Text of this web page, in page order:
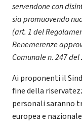
servendone con
sia promuovendo
(art. 1 del
Benemerenze
Comunale n. 247
Ai proponenti il
fine della
personali saranno
europea e